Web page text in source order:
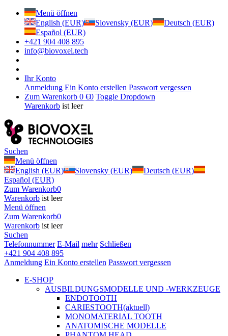
Menü öffnen
English (EUR)
Slovensky (EUR)
Deutsch (EUR)
Español (EUR)
+421 904 408 895
info@biovoxel.tech
Ihr Konto
Anmeldung Ein Konto erstellen Passwort vergessen
Zum Warenkorb 0 €0 Toggle Dropdown
Warenkorb ist leer
Suchen
Menü öffnen
English (EUR)
Slovensky (EUR)
Deutsch (EUR)
Español (EUR)
Zum Warenkorb0
Warenkorb ist leer
Menü öffnen
Zum Warenkorb0
Warenkorb ist leer
Suchen
Telefonnummer E-Mail mehr Schließen
+421 904 408 895
Anmeldung Ein Konto erstellen Passwort vergessen
E-SHOP
AUSBILDUNGSMODELLE UND -WERKZEUGE
ENDOTOOTH
CARIESTOOTH(aktuell)
MONOMATERIAL TOOTH
ANATOMISCHE MODELLE